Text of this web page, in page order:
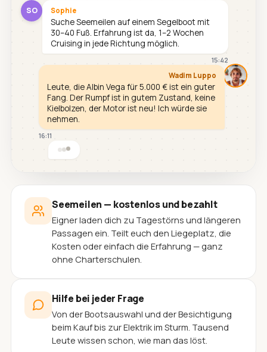
SO Sophie
Suche Seemeilen auf einem Segelboot mit
30–40 Fuß. Erfahrung ist da, 1–2 Wochen
Cruising in jede Richtung möglich.
15:42
Wadim Luppo
Leute, die Albin Vega für 5.000 € ist ein guter
Fang. Der Rumpf ist in gutem Zustand, keine
Kielbolzen, der Motor ist neu! Ich würde sie
nehmen.
16:11
Seemeilen — kostenlos und bezahlt
Eigner laden dich zu Tagestörns und längeren
Passagen ein. Teilt euch den Liegeplatz, die
Kosten oder einfach die Erfahrung — ganz
ohne Charterschulen.
Hilfe bei jeder Frage
Von der Bootsauswahl und der Besichtigung
beim Kauf bis zur Elektrik im Sturm. Tausend
Leute wissen schon, wie man das löst.